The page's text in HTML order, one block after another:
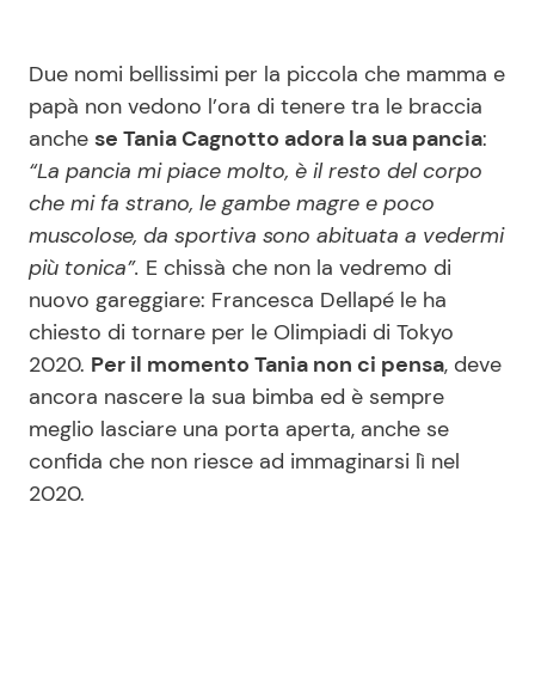
Due nomi bellissimi per la piccola che mamma e
papà non vedono l’ora di tenere tra le braccia
anche se Tania Cagnotto adora la sua pancia:
“La pancia mi piace molto, è il resto del corpo
che mi fa strano, le gambe magre e poco
muscolose, da sportiva sono abituata a vedermi
più tonica”. E chissà che non la vedremo di
nuovo gareggiare: Francesca Dellapé le ha
chiesto di tornare per le Olimpiadi di Tokyo
2020. Per il momento Tania non ci pensa, deve
ancora nascere la sua bimba ed è sempre
meglio lasciare una porta aperta, anche se
confida che non riesce ad immaginarsi lì nel
2020.